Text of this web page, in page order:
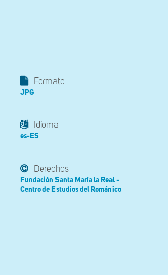
Formato
JPG
Idioma
es-ES
Derechos
Fundación Santa María la Real -
Centro de Estudios del Románico